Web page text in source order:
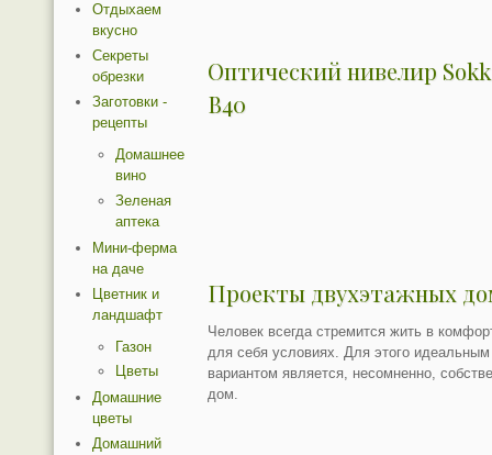
Оптический нивелир
B40
Проекты двухэтажных
Человек всегда стремится жить в
для себя условиях. Для этого идеальным
вариантом является, несомненно,
дом.
Отдыхаем
вкусно
Секреты
обрезки
Заготовки -
рецепты
Домашнее
вино
Зеленая
аптека
Мини-ферма
на даче
Цветник и
ландшафт
Газон
Цветы
Домашние
цветы
Домашний